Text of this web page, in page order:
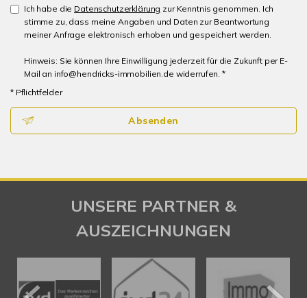
Ich habe die Datenschutzerklärung zur Kenntnis genommen. Ich
stimme zu, dass meine Angaben und Daten zur Beantwortung
meiner Anfrage elektronisch erhoben und gespeichert werden.
Hinweis: Sie können Ihre Einwilligung jederzeit für die Zukunft per E-
Mail an info@hendricks-immobilien.de widerrufen. *
* Pflichtfelder
Absenden
UNSERE PARTNER &
AUSZEICHNUNGEN